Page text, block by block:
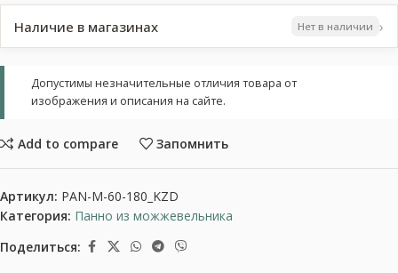
Наличие в магазинах Нет в наличии ›
Допустимы незначительные отличия товара от
изображения и описания на сайте.
Add to compare Запомнить
Артикул: PAN-M-60-180_KZD
Категория: Панно из можжевельника
Поделиться: